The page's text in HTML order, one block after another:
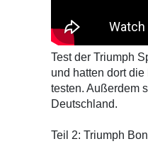
Test der Triumph
und hatten dort
testen. Außerdem
Deutschland.
Teil 2: Triumph